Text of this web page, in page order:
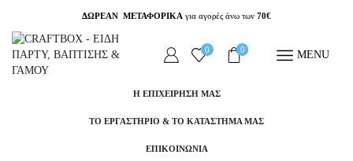
ΔΩΡΕΑΝ ΜΕΤΑΦΟΡΙΚΑ για αγορές άνω των 70€
0 0 MENU
Η ΕΠΙΧΕΙΡΗΣΗ ΜΑΣ
ΤΟ ΕΡΓΑΣΤΗΡΙΟ & ΤΟ ΚΑΤΑΣΤΗΜΑ ΜΑΣ
ΕΠΙΚΟΙΝΩΝΙΑ